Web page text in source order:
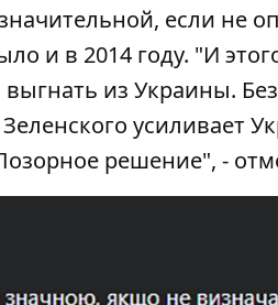
если не
и в 2014 году. "И
из Украины.
усиливает
решение", -